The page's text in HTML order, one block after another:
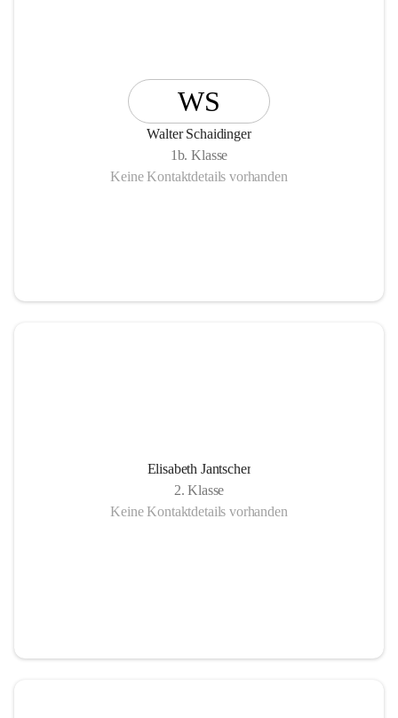
WS
Walter Schaidinger
1b. Klasse
Keine Kontaktdetails vorhanden
Elisabeth Jantscher
2. Klasse
Keine Kontaktdetails vorhanden